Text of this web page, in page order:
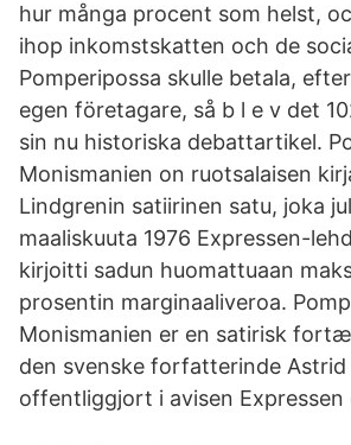
hur många procent som helst,
ihop inkomstskatten och de
Pomperipossa skulle betala,
egen företagare, så b l e v det
sin nu historiska debattartikel.
Monismanien on ruotsalaisen
Lindgrenin satiirinen satu, joka
maaliskuuta 1976 Expressen-
kirjoitti sadun huomattuaan
prosentin marginaaliveroa.
Monismanien er en satirisk
den svenske forfatterinde Astrid
offentliggjort i avisen Expressen